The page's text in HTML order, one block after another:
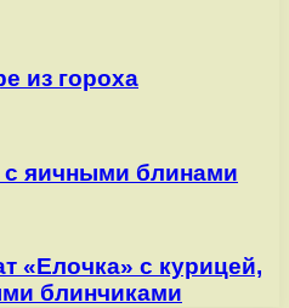
из гороха
с яичными блинами
«Елочка» с курицей,
блинчиками